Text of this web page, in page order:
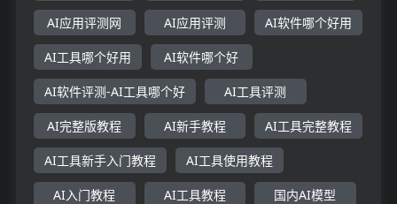
AI应用评测网 AI应用评测 AI软件哪个好用
AI工具哪个好用 AI软件哪个好
AI软件评测-AI工具哪个好 AI工具评测
AI完整版教程 AI新手教程 AI工具完整教程
AI工具新手入门教程 AI工具使用教程
AI入门教程 AI工具教程 国内AI模型